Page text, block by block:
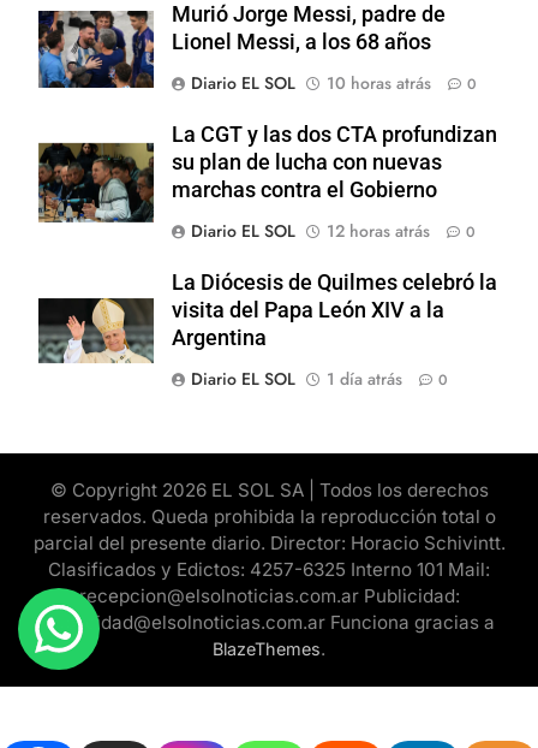
Murió Jorge Messi, padre de
Lionel Messi, a los 68 años
Diario EL SOL
10 horas atrás 0
La CGT y las dos CTA profundizan
su plan de lucha con nuevas
marchas contra el Gobierno
Diario EL SOL
12 horas atrás 0
La Diócesis de Quilmes celebró la
visita del Papa León XIV a la
Argentina
Diario EL SOL
1 día atrás 0
© Copyright 2026 EL SOL SA | Todos los derechos
reservados. Queda prohibida la reproducción total o
parcial del presente diario. Director: Horacio Schivintt.
Clasificados y Edictos: 4257-6325 Interno 101 Mail:
recepcion@elsolnoticias.com.ar Publicidad:
publicidad@elsolnoticias.com.ar Funciona gracias a
BlazeThemes.